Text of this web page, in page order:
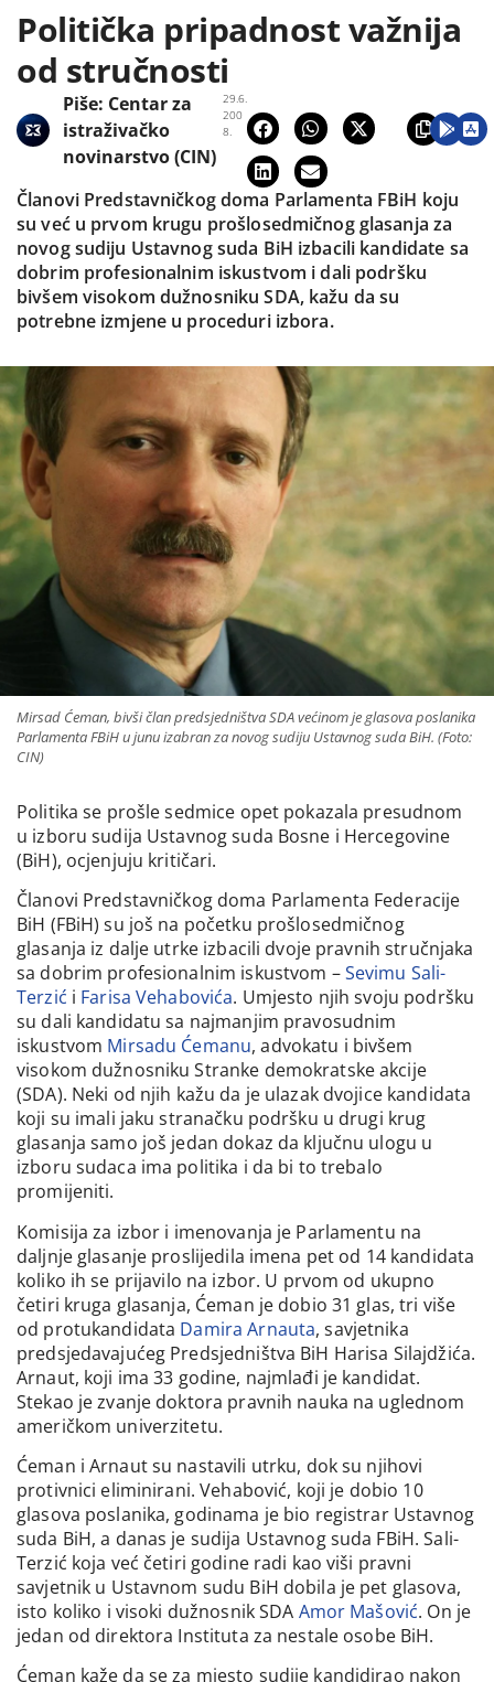
Politička pripadnost važnija
od stručnosti
29.6.
200
8.
Piše: Centar za
istraživačko
novinarstvo (CIN)
Članovi Predstavničkog doma Parlamenta FBiH koju
su već u prvom krugu prošlosedmičnog glasanja za
novog sudiju Ustavnog suda BiH izbacili kandidate sa
dobrim profesionalnim iskustvom i dali podršku
bivšem visokom dužnosniku SDA, kažu da su
potrebne izmjene u proceduri izbora.
Mirsad Ćeman, bivši član predsjedništva SDA većinom je glasova poslanika
Parlamenta FBiH u junu izabran za novog sudiju Ustavnog suda BiH. (Foto:
CIN)
Politika se prošle sedmice opet pokazala presudnom
u izboru sudija Ustavnog suda Bosne i Hercegovine
(BiH), ocjenjuju kritičari.
Članovi Predstavničkog doma Parlamenta Federacije
BiH (FBiH) su još na početku prošlosedmičnog
glasanja iz dalje utrke izbacili dvoje pravnih stručnjaka
sa dobrim profesionalnim iskustvom –Sevimu Sali-
Terzić i Farisa Vehabovića. Umjesto njih svoju podršku
su dali kandidatu sa najmanjim pravosudnim
iskustvom Mirsadu Ćemanu, advokatu i bivšem
visokom dužnosniku Stranke demokratske akcije
(SDA). Neki od njih kažu da je ulazak dvojice kandidata
koji su imali jaku stranačku podršku u drugi krug
glasanja samo još jedan dokaz da ključnu ulogu u
izboru sudaca ima politika i da bi to trebalo
promijeniti.
Komisija za izbor i imenovanja je Parlamentu na
daljnje glasanje proslijedila imena pet od 14 kandidata
koliko ih se prijavilo na izbor. U prvom od ukupno
četiri kruga glasanja, Ćeman je dobio 31 glas, tri više
od protukandidata Damira Arnauta, savjetnika
predsjedavajućeg Predsjedništva BiH Harisa Silajdžića.
Arnaut, koji ima 33 godine, najmlađi je kandidat.
Stekao je zvanje doktora pravnih nauka na uglednom
američkom univerzitetu.
Ćeman i Arnaut su nastavili utrku, dok su njihovi
protivnici eliminirani. Vehabović, koji je dobio 10
glasova poslanika, godinama je bio registrar Ustavnog
suda BiH, a danas je sudija Ustavnog suda FBiH. Sali-
Terzić koja već četiri godine radi kao viši pravni
savjetnik u Ustavnom sudu BiH dobila je pet glasova,
isto koliko i visoki dužnosnik SDA Amor Mašović. On je
jedan od direktora Instituta za nestale osobe BiH.
Ćeman kaže da se za mjesto sudije kandidirao nakon